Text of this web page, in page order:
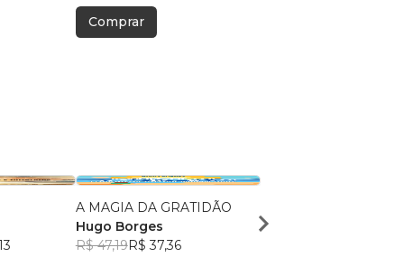
Comprar
A MAGIA DA GRATIDÃO
Hugo Borges
R$ 47,19R$ 37,36
QUÂNTICA